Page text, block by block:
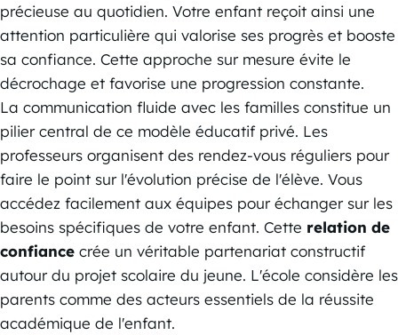
précieuse au quotidien. Votre enfant reçoit ainsi une
attention particulière qui valorise ses progrès et booste
sa confiance. Cette approche sur mesure évite le
décrochage et favorise une progression constante.
La communication fluide avec les familles constitue un
pilier central de ce modèle éducatif privé. Les
professeurs organisent des rendez-vous réguliers pour
faire le point sur l'évolution précise de l'élève. Vous
accédez facilement aux équipes pour échanger sur les
besoins spécifiques de votre enfant. Cette relation de
confiance crée un véritable partenariat constructif
autour du projet scolaire du jeune. L'école considère les
parents comme des acteurs essentiels de la réussite
académique de l'enfant.